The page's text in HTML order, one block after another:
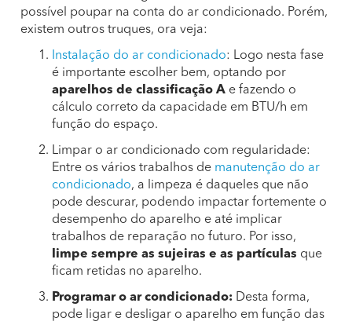
possível poupar na conta do ar condicionado. Porém,
existem outros truques, ora veja:
Instalação do ar condicionado: Logo nesta fase
é importante escolher bem, optando por
aparelhos de classificação A e fazendo o
cálculo correto da capacidade em BTU/h em
função do espaço.
Limpar o ar condicionado com regularidade:
Entre os vários trabalhos de manutenção do ar
condicionado, a limpeza é daqueles que não
pode descurar, podendo impactar fortemente o
desempenho do aparelho e até implicar
trabalhos de reparação no futuro. Por isso,
limpe sempre as sujeiras e as partículas que
ficam retidas no aparelho.
Programar o ar condicionado: Desta forma,
pode ligar e desligar o aparelho em função das